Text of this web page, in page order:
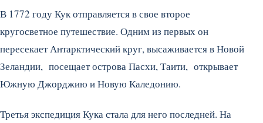
В 1772 году Кук отправляется в свое второе
кругосветное путешествие. Одним из первых он
пересекает Антарктический круг, высаживается в Новой
Зеландии, посещает острова Пасхи, Таити, открывает
Южную Джорджию и Новую Каледонию.
Третья экспедиция Кука стала для него последней. На